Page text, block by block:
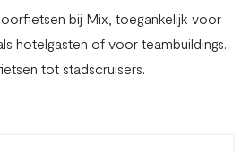
bij Mix, toegankelijk voor
hotelgasten of voor teambuildings.
tot stadscruisers.